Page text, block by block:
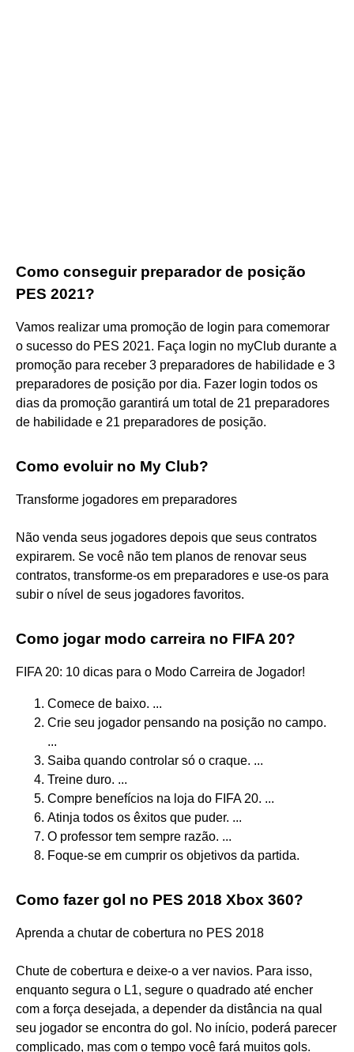
Como conseguir preparador de posição
PES 2021?
Vamos realizar uma promoção de login para comemorar
o sucesso do PES 2021. Faça login no myClub durante a
promoção para receber 3 preparadores de habilidade e 3
preparadores de posição por dia. Fazer login todos os
dias da promoção garantirá um total de 21 preparadores
de habilidade e 21 preparadores de posição.
Como evoluir no My Club?
Transforme jogadores em preparadores
Não venda seus jogadores depois que seus contratos
expirarem. Se você não tem planos de renovar seus
contratos, transforme-os em preparadores e use-os para
subir o nível de seus jogadores favoritos.
Como jogar modo carreira no FIFA 20?
FIFA 20: 10 dicas para o Modo Carreira de Jogador!
Comece de baixo. ...
Crie seu jogador pensando na posição no campo.
...
Saiba quando controlar só o craque. ...
Treine duro. ...
Compre benefícios na loja do FIFA 20. ...
Atinja todos os êxitos que puder. ...
O professor tem sempre razão. ...
Foque-se em cumprir os objetivos da partida.
Como fazer gol no PES 2018 Xbox 360?
Aprenda a chutar de cobertura no PES 2018
Chute de cobertura e deixe-o a ver navios. Para isso,
enquanto segura o L1, segure o quadrado até encher
com a força desejada, a depender da distância na qual
seu jogador se encontra do gol. No início, poderá parecer
complicado, mas com o tempo você fará muitos gols.